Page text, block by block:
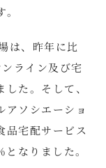
は、昨年に比
ライン及び宅
た。そして、
アソシエーショ
品宅配サービス
なりました。